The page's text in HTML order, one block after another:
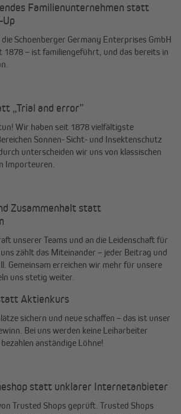
Familienunternehmen statt
Schoenberger Germany Enterprises GmbH
1878 – ist familiengeführt, und das bereits in
„Trial and error”
Wir haben seit 1878 vielfältigste
Sonnen- Sicht- und Insektenschutz
unterscheiden wir uns von klassischen
Importeuren.
Zusammenhalt statt
unserer Teams und an die Leidenschaft für
zählt das Miteinander – jeder Beitrag und
Gemeinsam erreichen wir mehr für unsere
uns stetig weiter.
Aktienkurs
sichern und neue schaffen – das ist unser
Bei uns werden keine Leiharbeiter
anständige Löhne!
statt unklarer Internetanbieter
Trusted Shops geprüft. Trusted Shops